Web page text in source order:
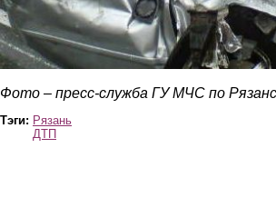
Фото – пресс-служба ГУ МЧС по
Тэги: Рязань
ДТП